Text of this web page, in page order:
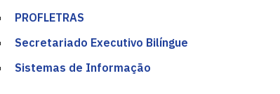
PROFLETRAS
Secretariado Executivo Bilíngue
Sistemas de Informação